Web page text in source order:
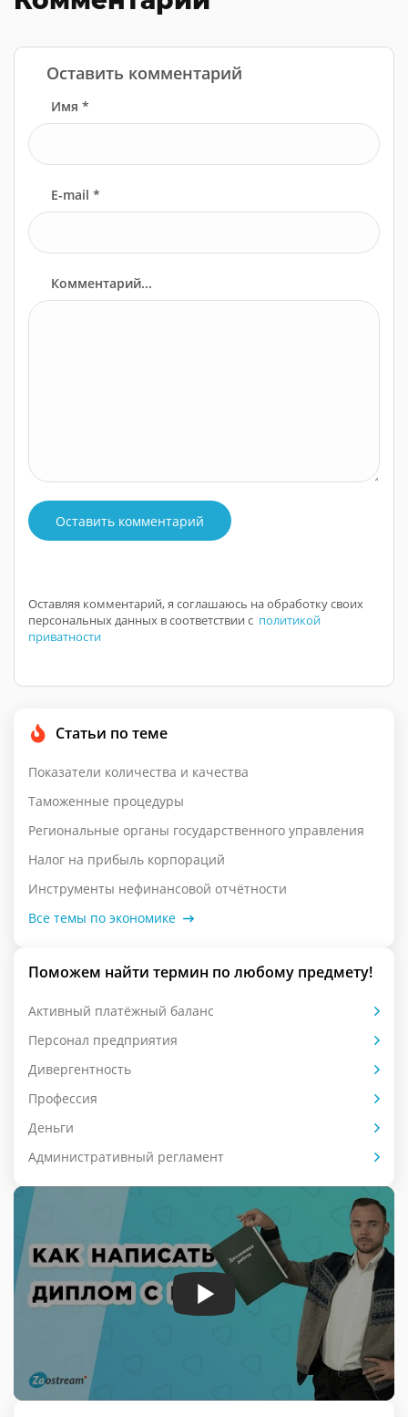
Оставить комментарий
Имя *
E-mail *
Комментарий...
Оставить комментарий
Оставляя комментарий, я соглашаюсь на обработку своих
персональных данных в соответствии с политикой
приватности
Статьи по теме
Показатели количества и качества
Таможенные процедуры
Региональные органы государственного управления
Налог на прибыль корпораций
Инструменты нефинансовой отчётности
Все темы по экономике
Поможем найти термин по любому предмету!
Активный платёжный баланс
Персонал предприятия
Дивергентность
Профессия
Деньги
Административный регламент